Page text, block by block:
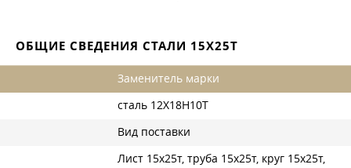
ОБЩИЕ СВЕДЕНИЯ СТАЛИ 15Х25Т
Заменитель марки
сталь 12Х18Н10Т
Вид поставки
Лист 15х25т, труба 15х25т, круг 15х25т,